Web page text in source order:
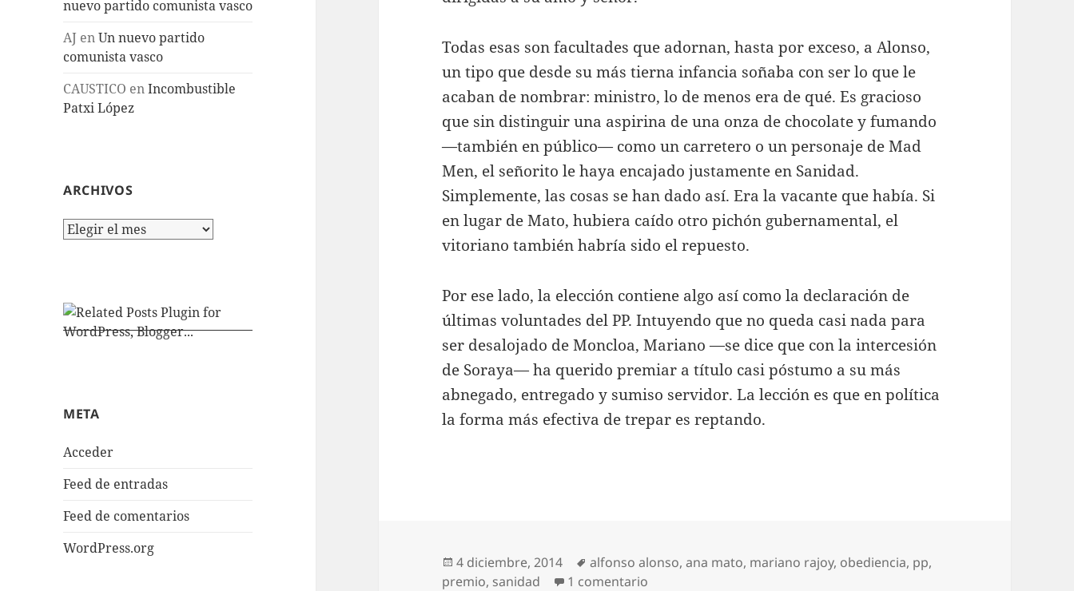
nuevo partido comunista vasco
AJ enUn nuevo partido
comunista vasco
CAUSTICO enIncombustible
Patxi López
ARCHIVOS
Archivos
META
Acceder
Feed de entradas
Feed de comentarios
WordPress.org
Todas esas son facultades que adornan, hasta por exceso, a Alonso,
un tipo que desde su más tierna infancia soñaba con ser lo que le
acaban de nombrar: ministro, lo de menos era de qué. Es gracioso
que sin distinguir una aspirina de una onza de chocolate y fumando
—también en público— como un carretero o un personaje de Mad
Men, el señorito le haya encajado justamente en Sanidad.
Simplemente, las cosas se han dado así. Era la vacante que había. Si
en lugar de Mato, hubiera caído otro pichón gubernamental, el
vitoriano también habría sido el repuesto.
Por ese lado, la elección contiene algo así como la declaración de
últimas voluntades del PP. Intuyendo que no queda casi nada para
ser desalojado de Moncloa, Mariano —se dice que con la intercesión
de Soraya— ha querido premiar a título casi póstumo a su más
abnegado, entregado y sumiso servidor. La lección es que en política
la forma más efectiva de trepar es reptando.
Publicado
el
4 diciembre, 2014 Etiquetas
alfonso alonso,ana mato, mariano rajoy, obediencia, pp,
premio, sanidad 1 comentario